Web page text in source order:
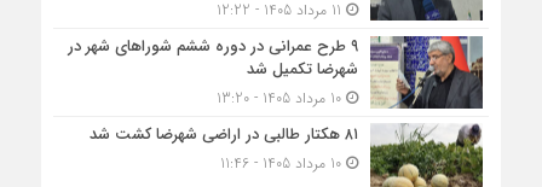
۹ طرح عمرانی در دوره ششم شوراهای شهر در
شهرضا تکمیل شد
10 مرداد 1405 - 13:20
۸۱ هکتار طالبی در اراضی شهرضا کشت شد
10 مرداد 1405 - 11:46